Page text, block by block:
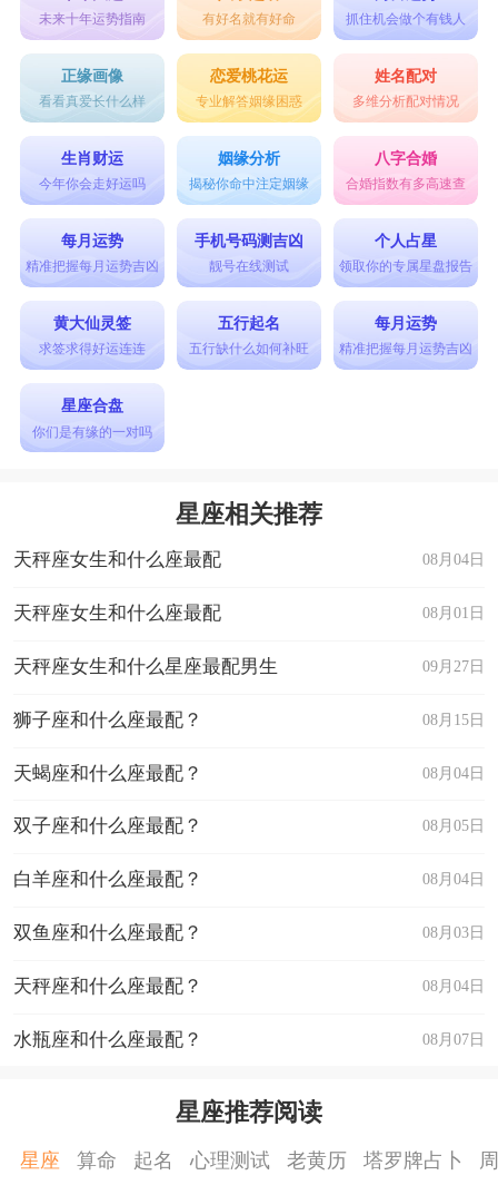
未来十年运势指南 有好名就有好命 抓住机会做个有钱人
正缘画像
看看真爱长什么样
恋爱桃花运
专业解答姻缘困惑
姓名配对
多维分析配对情况
生肖财运
今年你会走好运吗
姻缘分析
揭秘你命中注定姻缘
八字合婚
合婚指数有多高速查
每月运势
精准把握每月运势吉凶
手机号码测吉凶
靓号在线测试
个人占星
领取你的专属星盘报告
黄大仙灵签
求签求得好运连连
五行起名
五行缺什么如何补旺
每月运势
精准把握每月运势吉凶
星座合盘
你们是有缘的一对吗
星座相关推荐
08月04日
天秤座女生和什么座最配
08月01日
天秤座女生和什么座最配
09月27日
天秤座女生和什么星座最配男生
08月15日
狮子座和什么座最配？
08月04日
天蝎座和什么座最配？
08月05日
双子座和什么座最配？
08月04日
白羊座和什么座最配？
08月03日
双鱼座和什么座最配？
08月04日
天秤座和什么座最配？
08月07日
水瓶座和什么座最配？
星座推荐阅读
星座 算命 起名 心理测试 老黄历 塔罗牌占卜